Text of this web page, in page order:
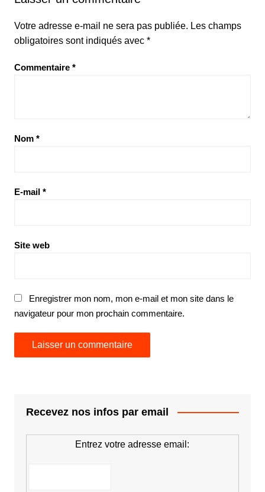
Votre adresse e-mail ne sera pas publiée. Les champs
obligatoires sont indiqués avec *
Commentaire *
Nom *
E-mail *
Site web
Enregistrer mon nom, mon e-mail et mon site dans le
navigateur pour mon prochain commentaire.
Recevez nos infos par email
Entrez votre adresse email: